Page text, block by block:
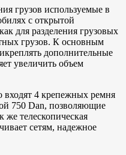
грузов используемые в
с открытой
для разделения грузовых
грузов. К основным
дополнительные
увеличить объем
входят 4 крепежных ремня
750 Dan, позволяющие
же телескопическая
сетям, надежное